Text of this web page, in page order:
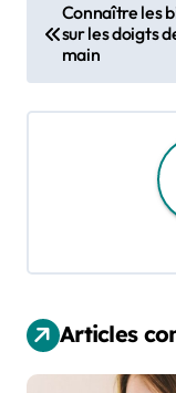
a
v
t
i
o
Connaître les
sur les doigts
main
Articles